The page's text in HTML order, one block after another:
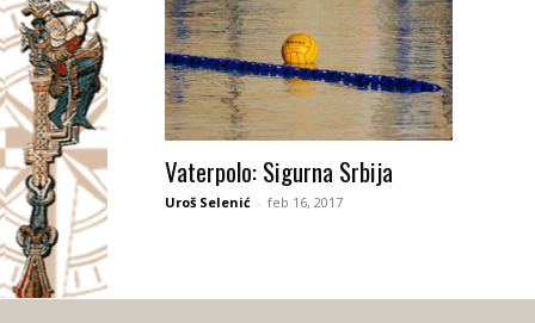
Vaterpolo: Sigurna Srbija
Uroš Selenić - feb 16, 2017